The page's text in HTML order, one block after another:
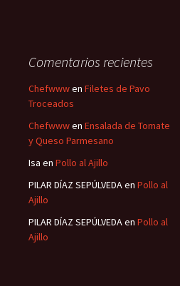
Comentarios recientes
Chefwwwen Filetes de Pavo
Troceados
Chefwwwen Ensalada de Tomate
y Queso Parmesano
Isa en Pollo al Ajillo
PILAR DÍAZ SEPÚLVEDAen Pollo al
Ajillo
PILAR DÍAZ SEPÚLVEDAen Pollo al
Ajillo